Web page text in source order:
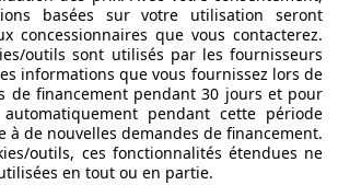
légales
données
basées sur votre utilisation seront
concessionnaires que vous contacterez.
outils sont utilisés par les fournisseurs
informations que vous fournissez lors de
de financement pendant 30 jours et pour
pendant cette période
à de nouvelles demandes de financement.
outils, ces fonctionnalités étendues ne
en tout ou en partie.